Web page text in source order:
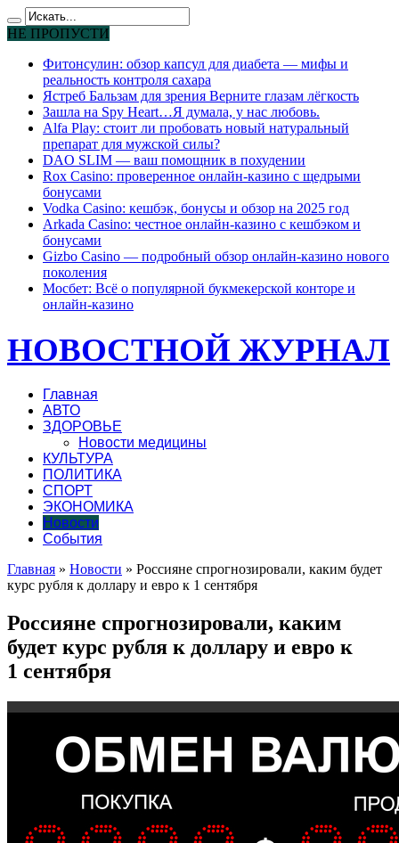
НЕ ПРОПУСТИ
Фитонсулин: обзор капсул для диабета — мифы и
реальность контроля сахара
Ястреб Бальзам для зрения Верните глазам лёгкость
Зашла на Spy Heart…Я думала, у нас любовь.
Alfa Play: стоит ли пробовать новый натуральный
препарат для мужской силы?
DAO SLIM — ваш помощник в похудении
Rox Casino: проверенное онлайн-казино с щедрыми
бонусами
Vodka Casino: кешбэк, бонусы и обзор на 2025 год
Arkada Casino: честное онлайн-казино с кешбэком и
бонусами
Gizbo Casino — подробный обзор онлайн-казино нового
поколения
Мосбет: Всё о популярной букмекерской конторе и
онлайн-казино
НОВОСТНОЙ ЖУРНАЛ
Главная
АВТО
ЗДОРОВЬЕ
Новости медицины
КУЛЬТУРА
ПОЛИТИКА
СПОРТ
ЭКОНОМИКА
Новости
События
Главная » Новости » Россияне спрогнозировали, каким будет
курс рубля к доллару и евро к 1 сентября
Россияне спрогнозировали, каким
будет курс рубля к доллару и евро к
1 сентября